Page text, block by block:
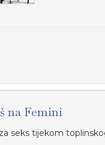
na Femini
seks tijekom